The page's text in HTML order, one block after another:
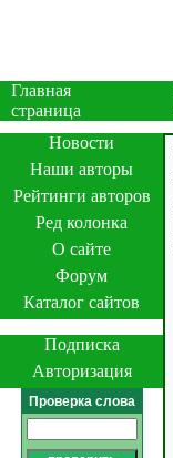
Главная
страница
Новости
Наши авторы
Рейтинги авторов
Ред колонка
О сайте
Форум
Каталог сайтов
Подписка
Авторизация
Проверка слова